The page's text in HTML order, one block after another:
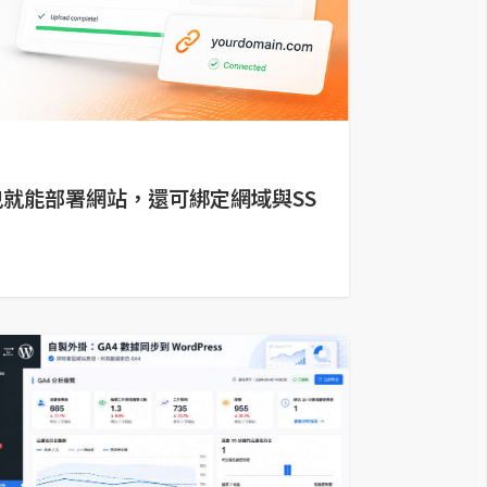
能部署網站，還可綁定網域與SS